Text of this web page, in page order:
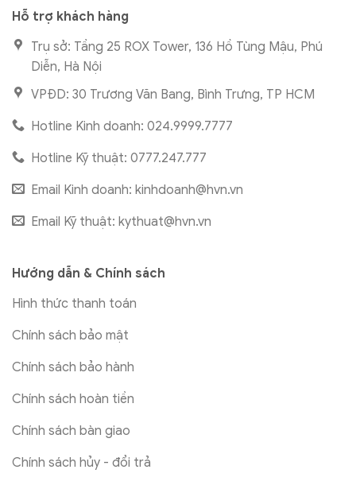
Hỗ trợ khách hàng
Trụ sở: Tầng 25 ROX Tower, 136 Hồ Tùng Mậu, Phú
Diễn, Hà Nội
VPĐD: 30 Trương Văn Bang, Bình Trưng, TP HCM
Hotline Kinh doanh: 024.9999.7777
Hotline Kỹ thuật: 0777.247.777
Email Kinh doanh: kinhdoanh@hvn.vn
Email Kỹ thuật: kythuat@hvn.vn
Hướng dẫn & Chính sách
Hình thức thanh toán
Chính sách bảo mật
Chính sách bảo hành
Chính sách hoàn tiền
Chính sách bàn giao
Chính sách hủy - đổi trả